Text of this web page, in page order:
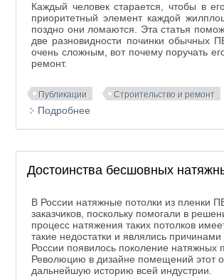
Каждый человек старается, чтобы в
приоритетный элемент каждой
поздно они ломаются. Эта статья
две разновидности починки обычных
очень сложным, вот почему поручать
ремонт.
Публикации Строительство и ремонт
Подробнее
Достоинства бесшовных
В России натяжные потолки из пленки
заказчиков, поскольку помогали в
процесс натяжения таких потолков
такие недостатки и являлись
России появилось поколение натяжных
Революцию в дизайне помещений этот
дальнейшую историю всей индустрии.